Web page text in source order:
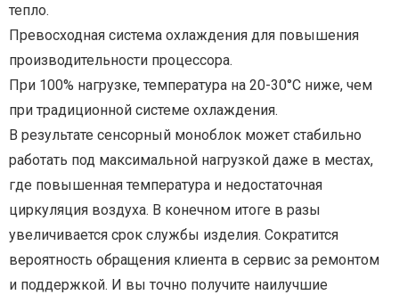
тепло.
Превосходная система охлаждения для повышения
производительности процессора.
При 100% нагрузке, температура на 20-30°C ниже, чем
при традиционной системе охлаждения.
В результате сенсорный моноблок может стабильно
работать под максимальной нагрузкой даже в местах,
где повышенная температура и недостаточная
циркуляция воздуха. В конечном итоге в разы
увеличивается срок службы изделия. Сократится
вероятность обращения клиента в сервис за ремонтом
и поддержкой. И вы точно получите наилучшие